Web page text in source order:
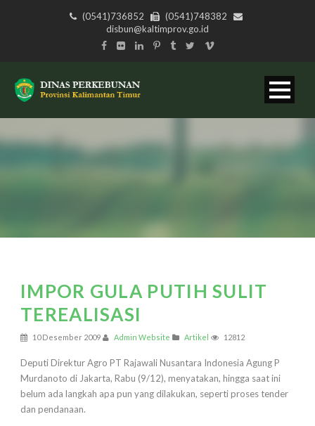
(0541)736852
(0541)748382
disbun@kaltimprov.go.id
IMPOR GULA PUTIH SULIT
TEREALISASI
10 Desember 2009 Admin Website Artikel 12812
Deputi Direktur Agro PT Rajawali Nusantara Indonesia Agung P
Murdanoto di Jakarta, Rabu (9/12), menyatakan, hingga saat ini
belum ada langkah apa pun yang dilakukan, seperti proses tender
dan pendanaan.